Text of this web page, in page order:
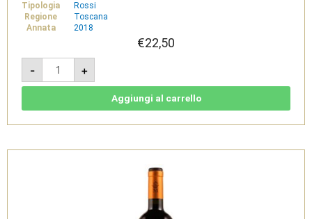
Tipologia
Rossi
Regione
Toscana
Annata
2018
€22,50
-
Ser
Lapo
2018
-
DOCG
quantità
+
Aggiungi al carrello